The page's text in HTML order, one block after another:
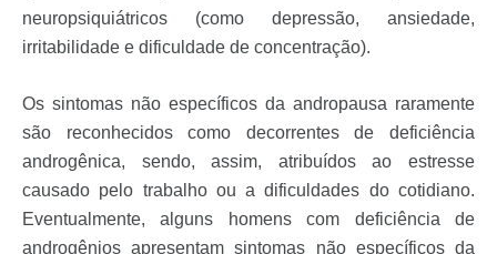
neuropsiquiátricos (como depressão, ansiedade,
irritabilidade e dificuldade de concentração).
Os sintomas não específicos da andropausa raramente
são reconhecidos como decorrentes de deficiência
androgênica, sendo, assim, atribuídos ao estresse
causado pelo trabalho ou a dificuldades do cotidiano.
Eventualmente, alguns homens com deficiência de
androgênios apresentam sintomas não específicos da